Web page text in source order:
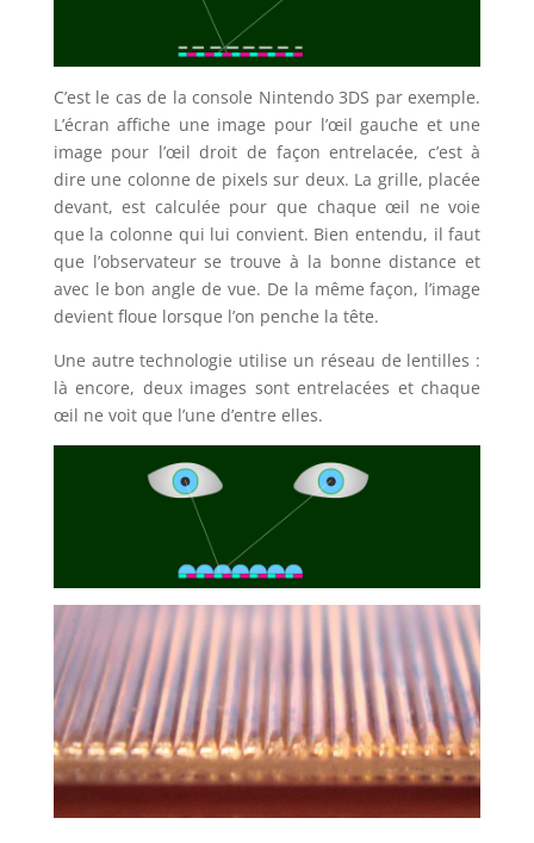
C’est le cas de la console Nintendo 3DS par exemple.
L’écran affiche une image pour l’œil gauche et une
image pour l’œil droit de façon entrelacée, c’est à
dire une colonne de pixels sur deux. La grille, placée
devant, est calculée pour que chaque œil ne voie
que la colonne qui lui convient. Bien entendu, il faut
que l’observateur se trouve à la bonne distance et
avec le bon angle de vue. De la même façon, l’image
devient floue lorsque l’on penche la tête.
Une autre technologie utilise un réseau de lentilles :
là encore, deux images sont entrelacées et chaque
œil ne voit que l’une d’entre elles.